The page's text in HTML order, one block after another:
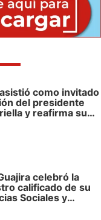
como invitado
del presidente
y reafirma su
celebró la
calificado de su
Sociales y